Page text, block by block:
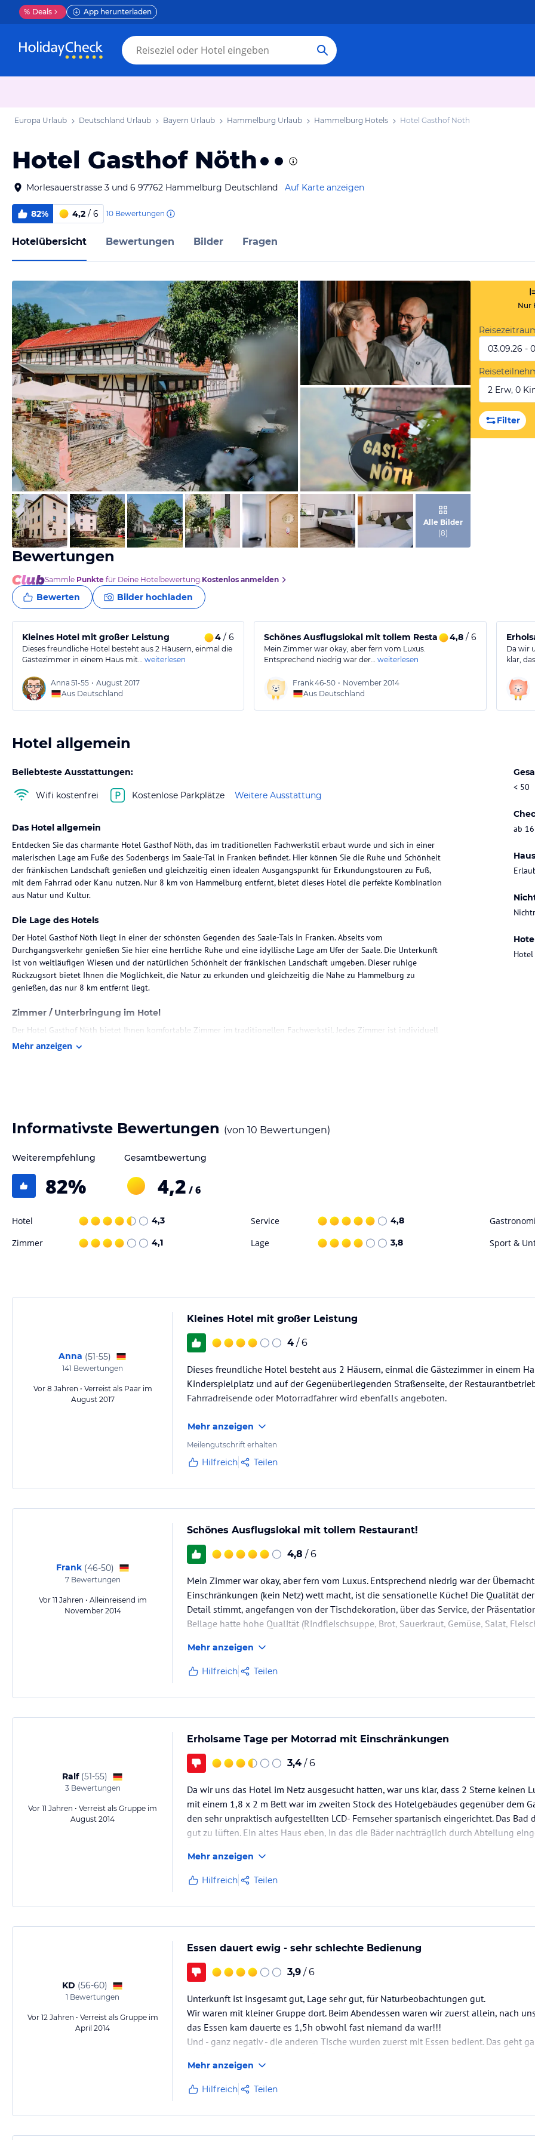
% Deals App herunterladen
Europa Urlaub Deutschland Urlaub Bayern Urlaub Hammelburg Urlaub Hammelburg Hotels Hotel Gasthof Nöth
Hotel Gasthof Nöth
Morlesauerstrasse 3 und 6 97762 Hammelburg Deutschland Auf Karte anzeigen
82% 4,2 / 6 10 Bewertungen
Hotelübersicht Bewertungen Bilder Fragen
von Booking.com
von Booking.com
von Booking.com
Alle Bilder
(8)
Nur
03.09.26 -
2 Erw, 0
Filter
Bewertungen
Sammle Punkte für Deine Hotelbewertung.Kostenlos anmelden
Bewerten Bilder hochladen
Kleines Hotel mit großer Leistung 4 / 6
Dieses freundliche Hotel besteht aus 2 Häusern, einmal die
Gästezimmer in einem Haus mit… weiterlesen
Anna 51-55 • August 2017
Aus Deutschland
Schönes Ausflugslokal mit tollem Restaurant!
4,8/ 6
Mein Zimmer war okay, aber fern vom Luxus.
Entsprechend niedrig war der… weiterlesen
Frank46-50 • November 2014
Aus Deutschland
Da wir
klar,
Hotel allgemein
Beliebteste Ausstattungen:
Wifi kostenfrei Kostenlose Parkplätze Weitere Ausstattung
< 50
ab
Hotel
Das Hotel allgemein
Entdecken Sie das charmante Hotel Gasthof Nöth, das im traditionellen Fachwerkstil erbaut wurde und sich in einer
malerischen Lage am Fuße des Sodenbergs im Saale-Tal in Franken befindet. Hier können Sie die Ruhe und Schönheit
der fränkischen Landschaft genießen und gleichzeitig einen idealen Ausgangspunkt für Erkundungstouren zu Fuß,
mit dem Fahrrad oder Kanu nutzen. Nur 8 km von Hammelburg entfernt, bietet dieses Hotel die perfekte Kombination
aus Natur und Kultur.
Die Lage des Hotels
Der Hotel Gasthof Nöth liegt in einer der schönsten Gegenden des Saale-Tals in Franken. Abseits vom
Durchgangsverkehr genießen Sie hier eine herrliche Ruhe und eine idyllische Lage am Ufer der Saale. Die Unterkunft
ist von weitläufigen Wiesen und der natürlichen Schönheit der fränkischen Landschaft umgeben. Dieser ruhige
Rückzugsort bietet Ihnen die Möglichkeit, die Natur zu erkunden und gleichzeitig die Nähe zu Hammelburg zu
genießen, das nur 8 km entfernt liegt.
Zimmer / Unterbringung im Hotel
Der Hotel Gasthof Nöth bietet Ihnen komfortable Zimmer im traditionellen Fachwerkstil. Jedes Zimmer ist individuell
gestaltet und verfügt über eine gemütliche Atmosphäre. Hier finden Sie alles, was Sie für einen angenehmen
serviert Ihnen regionale Spezialitäten, die mit frischen, saisonalen Zutaten zubereitet werden. Genießen Sie die
traditionellen Gerichte und lassen Sie sich von der Gastfreundschaft des Hotels verwöhnen. Für einen gemütlichen
Sport und Unterhaltung
Das Hotel Gasthof Nöth bietet Ihnen eine Vielzahl von Freizeitmöglichkeiten, um die fränkische Landschaft zu
Wenn Sie auf der Suche nach etwas mehr Abenteuer sind, können Sie auch mit dem Kanu auf der Saale paddeln. Nach
einem aktiven Tag können Sie im Hotel entspannen und den Blick auf die umliegenden Wiesen und Berge genießen.
Mehr anzeigen
Informativste Bewertungen (von 10 Bewertungen)
Weiterempfehlung
82%
Gesamtbewertung
4,2 / 6
Hotel 4,3 Service 4,8
Zimmer 4,1 Lage 3,8 Sport &
Anna (51-55)
141 Bewertungen
Vor 8 Jahren • Verreist als Paar im
August 2017
Kleines Hotel mit großer Leistung
4 / 6
Dieses freundliche Hotel besteht aus 2 Häusern, einmal die Gästezimmer in einem
Kinderspielplatz und auf der Gegenüberliegenden Straßenseite, der
Fahrradreisende oder Motorradfahrer wird ebenfalls angeboten.
Mehr anzeigen
Meilengutschrift erhalten
Hilfreich Teilen
Frank (46-50)
7Bewertungen
Vor 11 Jahren • Alleinreisend im
November 2014
Schönes Ausflugslokal mit tollem Restaurant!
4,8 / 6
Mein Zimmer war okay, aber fern vom Luxus. Entsprechend niedrig war der
Einschränkungen (kein Netz) wett macht, ist die sensationelle Küche! Die Qualität der
Detail stimmt, angefangen von der Tischdekoration, über das Service, der
Beilage hatte hohe Qualität (Rindfleischsuppe, Brot, Sauerkraut, Gemüse, Salat,
Es es ist ein Famileinunternehmen und da geht es etwas unkoventioneller zu. Mir…
Mehr anzeigen
Hilfreich Teilen
Ralf (51-55)
3Bewertungen
Vor 11 Jahren • Verreist als Gruppe im
August 2014
Erholsame Tage per Motorrad mit Einschränkungen
3,4 / 6
Da wir uns das Hotel im Netz ausgesucht hatten, war uns klar, dass 2 Sterne keinen
mit einem 1,8 x 2 m Bett war im zweiten Stock des Hotelgebäudes gegenüber dem
den sehr unpraktisch aufgestellten LCD- Fernseher spartanisch eingerichtet. Das
gut zu lüften. Ein altes Haus eben, in das die Bäder nachträglich durch Abteilung
Mehr anzeigen
Hilfreich Teilen
KD (56-60)
1 Bewertungen
Vor 12 Jahren • Verreist als Gruppe im
April 2014
Essen dauert ewig - sehr schlechte Bedienung
3,9 / 6
Unterkunft ist insgesamt gut, Lage sehr gut, für Naturbeobachtungen gut.
Wir waren mit kleiner Gruppe dort. Beim Abendessen waren wir zuerst allein, nach
das Essen kam dauerte es 1,5h obwohl fast niemand da war!!!
Und - ganz negativ - die anderen Tische wurden zuerst mit Essen bedient. Das geht
Insgesamt nicht zu empfehlen.
Mehr anzeigen
Hilfreich Teilen